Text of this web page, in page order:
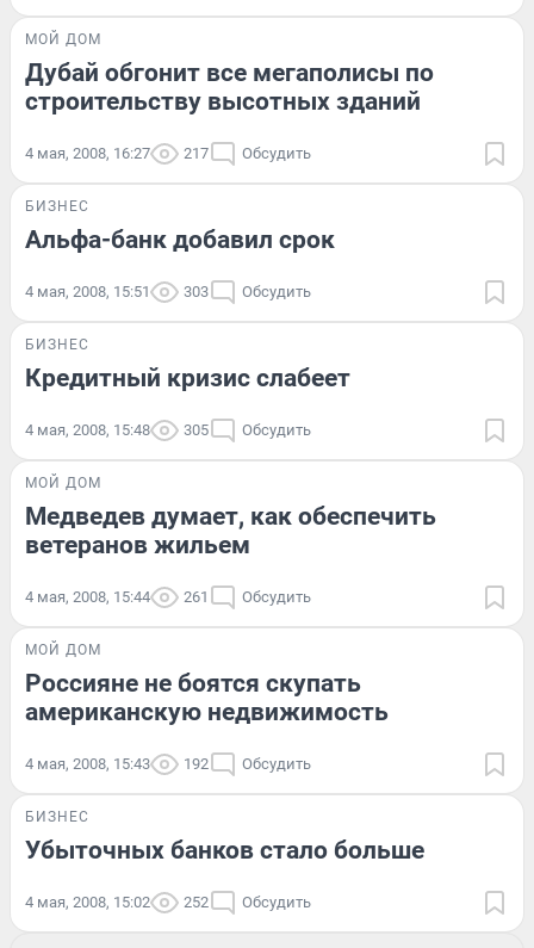
МОЙ ДОМ
Дубай обгонит все мегаполисы по
строительству высотных зданий
4 мая, 2008, 16:27 217 Обсудить
БИЗНЕС
Альфа-банк добавил срок
4 мая, 2008, 15:51 303 Обсудить
БИЗНЕС
Кредитный кризис слабеет
4 мая, 2008, 15:48 305 Обсудить
МОЙ ДОМ
Медведев думает, как обеспечить
ветеранов жильем
4 мая, 2008, 15:44 261 Обсудить
МОЙ ДОМ
Россияне не боятся скупать
американскую недвижимость
4 мая, 2008, 15:43 192 Обсудить
БИЗНЕС
Убыточных банков стало больше
4 мая, 2008, 15:02 252 Обсудить